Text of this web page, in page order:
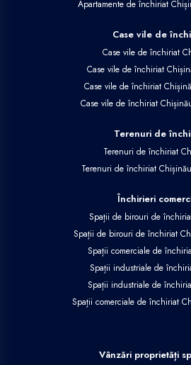
Apartamente de închiriat
Case vile de
Case vile de închiriat
Case vile de închiriat
Case vile de închiriat
Case vile de închiriat
Terenuri de
Terenuri de închiriat
Terenuri de închiriat
Închirieri
Spații de birouri de
Spații de birouri de închiriat
Spații comerciale de
Spații industriale de
Spații industriale de
Spații comerciale de închiriat
Vânzări proprietăți